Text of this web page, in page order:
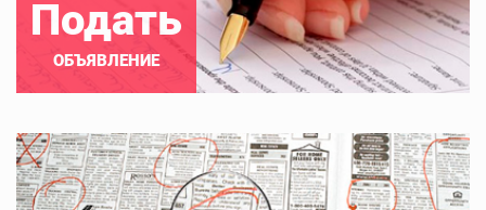
Подать
ОБЪЯВЛЕНИЕ